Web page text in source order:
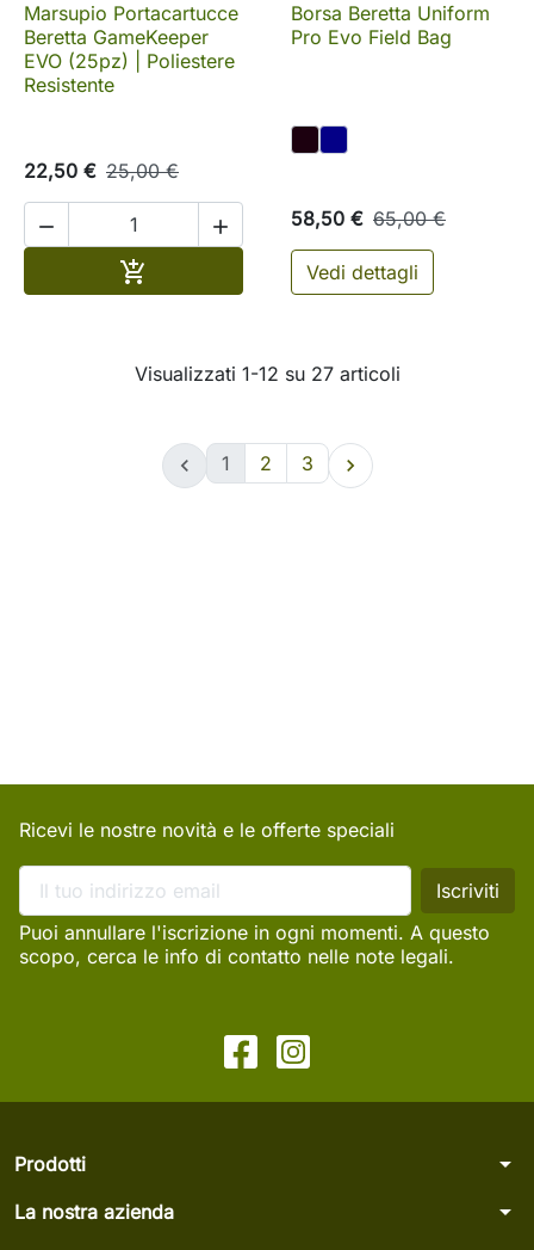
Marsupio Portacartucce
Beretta GameKeeper
EVO (25pz) | Poliestere
Resistente
22,50 € 25,00 €
 
 Aggiungi al carrello
Borsa Beretta Uniform
Pro Evo Field Bag
58,50 € 65,00 €
Vedi dettagli
Visualizzati 1-12 su 27 articoli
 1 2 3 
Ricevi le nostre novità e le offerte speciali
Puoi annullare l'iscrizione in ogni momenti. A questo
scopo, cerca le info di contatto nelle note legali.
Prodotti arrow_drop_down
La nostra azienda arrow_drop_down